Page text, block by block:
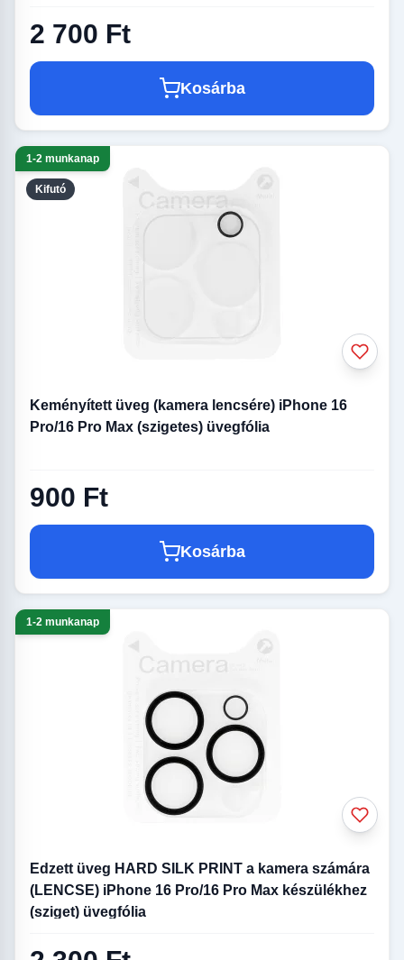
2 700 Ft
Kosárba
Kifutó
1-2 munkanap
Keményített üveg (kamera lencsére) iPhone 16
Pro/16 Pro Max (szigetes) üvegfólia
900 Ft
Kosárba
1-2 munkanap
Edzett üveg HARD SILK PRINT a kamera számára
(LENCSE) iPhone 16 Pro/16 Pro Max készülékhez
(sziget) üvegfólia